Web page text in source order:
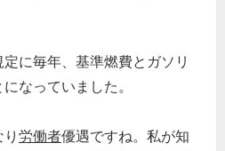
定に毎年、基準燃費とガソリ
なっていました。
労働者優遇ですね。私が知